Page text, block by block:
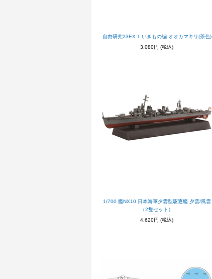
自由研究23EX-1 いきもの編 オオカマキリ(茶色)
3,080円 (税込)
1/700 艦NX10 日本海軍夕雲型駆逐艦 夕雲/風雲
（2隻セット）
4,620円 (税込)